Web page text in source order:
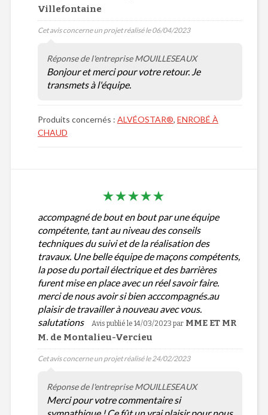
Villefontaine
Cet avis concerne un projet réalisé le 06/04/2023
Réponse de l'entreprise MOUILLESEAUX
Bonjour et merci pour votre retour. Je
transmets à l'équipe.
Produits concernés : ALVÉOSTAR®, ENROBÉ À
CHAUD
accompagné de bout en bout par une équipe
compétente, tant au niveau des conseils
techniques du suivi et de la réalisation des
travaux. Une belle équipe de maçons compétents,
la pose du portail électrique et des barrières
furent mise en place avec un réel savoir faire.
merci de nous avoir si bien acccompagnés.au
plaisir de travailler à nouveau avec vous.
salutations
Avis publié le 14/03/2023 par MME ET MR
M. de Montalieu-Vercieu
Cet avis concerne un projet réalisé le 24/02/2023
Réponse de l'entreprise MOUILLESEAUX
Merci pour votre commentaire si